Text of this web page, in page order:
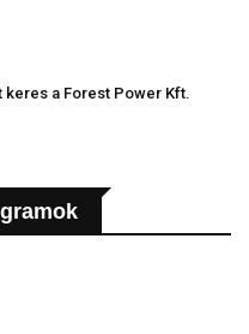
a Forest Power Kft.